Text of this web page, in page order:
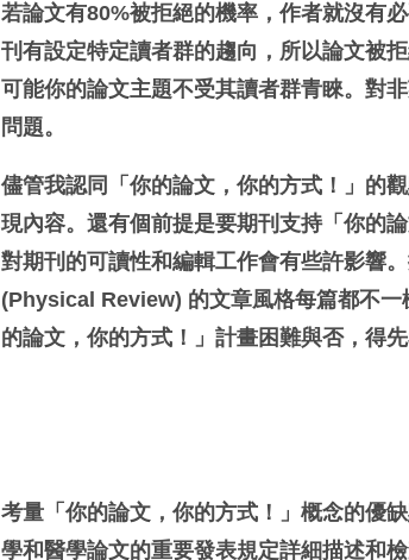
若論文有80%被拒絕的機率，作者就沒有
刊有設定特定讀者群的趨向，所以論文被
可能你的論文主題不受其讀者群青睞。對
問題。
儘管我認同「你的論文，你的方式！」的
現內容。還有個前提是要期刊支持「你的
對期刊的可讀性和編輯工作會有些許影響
(Physical Review) 的文章風格每篇都不
的論文，你的方式！」計畫困難與否，得
考量「你的論文，你的方式！」概念的優
學和醫學論文的重要發表規定詳細描述和